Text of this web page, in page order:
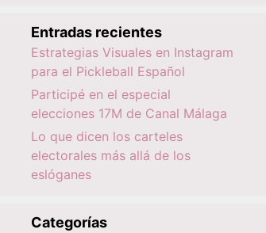
Entradas recientes
Estrategias Visuales en Instagram
para el Pickleball Español
Participé en el especial
elecciones 17M de Canal Málaga
Lo que dicen los carteles
electorales más allá de los
eslóganes
Categorías